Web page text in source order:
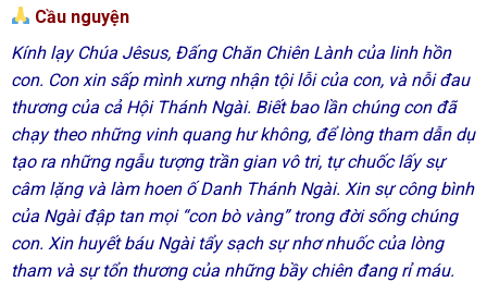
Cầu nguyện
Kính lạy Chúa Jêsus, Đấng Chăn Chiên Lành của linh hồn
con. Con xin sấp mình xưng nhận tội lỗi của con, và nỗi đau
thương của cả Hội Thánh Ngài. Biết bao lần chúng con đã
chạy theo những vinh quang hư không, để lòng tham dẫn dụ
tạo ra những ngẫu tượng trần gian vô tri, tự chuốc lấy sự
câm lặng và làm hoen ố Danh Thánh Ngài. Xin sự công bình
của Ngài đập tan mọi “con bò vàng” trong đời sống chúng
con. Xin huyết báu Ngài tẩy sạch sự nhơ nhuốc của lòng
tham và sự tổn thương của những bầy chiên đang rỉ máu.